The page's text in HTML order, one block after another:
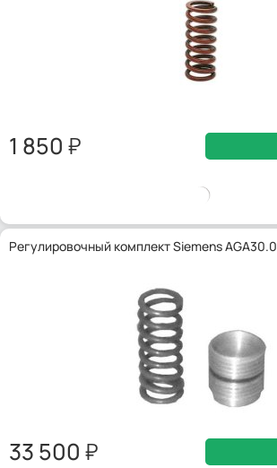
1 850
Регулировочный комплект Siemens AGA30.0
33 500